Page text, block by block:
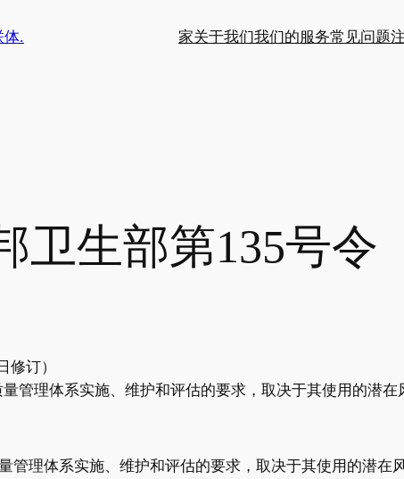
体. 家关于我们我们的服务常见问题
卫生部第135号令
订）
管理体系实施、维护和评估的要求，取决于其使用的潜在
管理体系实施、维护和评估的要求，取决于其使用的潜在